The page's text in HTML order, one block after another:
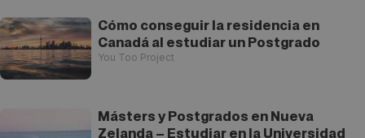
Cómo conseguir la residencia en
Canadá al estudiar un Postgrado
You Too Project
Másters y Postgrados en Nueva
Zelanda – Estudiar en la Universidad